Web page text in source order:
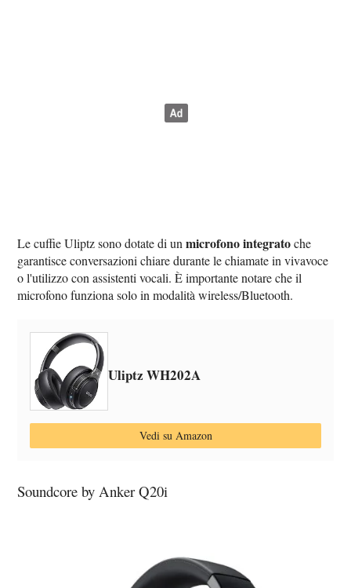
Le cuffie Uliptz sono dotate di unmicrofono integratoche
garantisce conversazioni chiare durante le chiamate in vivavoce
o l'utilizzo con assistenti vocali. È importante notare che il
microfono funziona solo in modalità wireless/Bluetooth.
Uliptz WH202A
Vedi su Amazon
Soundcore by Anker Q20i